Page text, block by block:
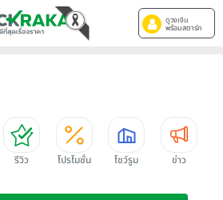
ดูวงเงิน
พร้อมสตาร์ท
รีวิว โปรโมชั่น โชว์รูม ข่าว